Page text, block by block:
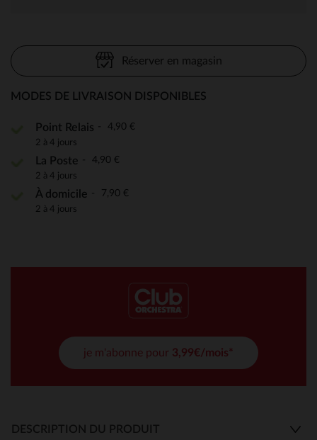
Réserver en magasin
MODES DE LIVRAISON DISPONIBLES
Point Relais 4,90 €
2 à 4 jours
La Poste 4,90 €
2 à 4 jours
À domicile 7,90 €
2 à 4 jours
je m'abonne pour 3,99€/mois*
DESCRIPTION DU PRODUIT